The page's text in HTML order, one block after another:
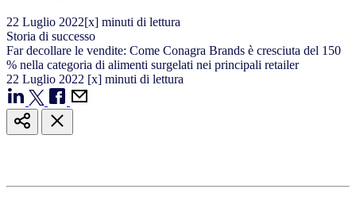
22 Luglio 2022[x] minuti di lettura
Storia di successo
Far decollare le vendite: Come Conagra Brands è cresciuta del 150
% nella categoria di alimenti surgelati nei principali retailer
22 Luglio 2022 [x] minuti di lettura